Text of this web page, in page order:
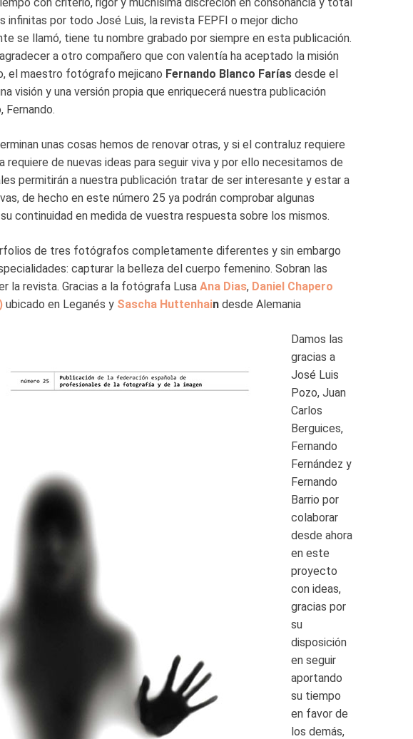
infinitas por todo José Luis, la revista FEPFI o mejor dicho
se llamó, tiene tu nombre grabado por siempre en esta publicación.
a otro compañero que con valentía ha aceptado la misión
el maestro fotógrafo mejicano Fernando Blanco Farías desde el
visión y una versión propia que enriquecerá nuestra publicación
Fernando.
unas cosas hemos de renovar otras, y si el contraluz requiere
de nuevas ideas para seguir viva y por ello necesitamos de
permitirán a nuestra publicación tratar de ser interesante y estar a
de hecho en este número 25 ya podrán comprobar algunas
continuidad en medida de vuestra respuesta sobre los mismos.
de tres fotógrafos completamente diferentes y sin embargo
capturar la belleza del cuerpo femenino. Sobran las
la revista. Gracias a la fotógrafa Lusa Ana Dias, Daniel Chapero
ubicado en Leganés y Sascha Huttenhain desde Alemania
Damos las
gracias a
José Luis
Pozo, Juan
Carlos
Berguices,
Fernando
Fernández y
Fernando
Barrio por
colaborar
desde ahora
en este
proyecto
con ideas,
gracias por
su
disposición
en seguir
aportando
su tiempo
en favor de
los demás,